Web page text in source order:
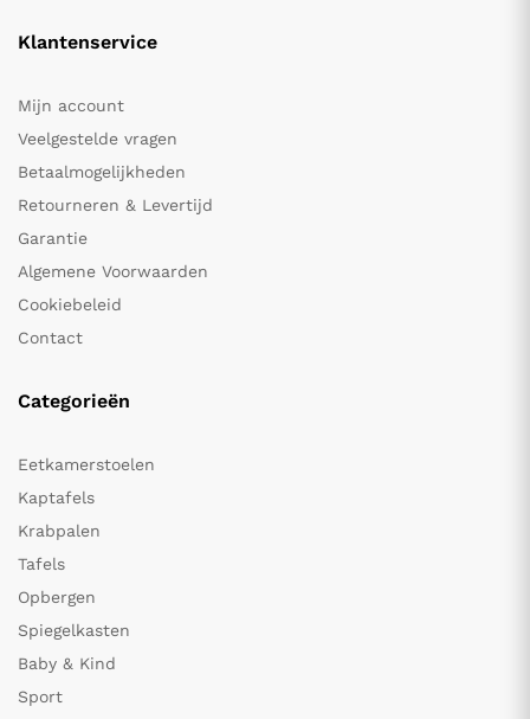
Klantenservice
Mijn account
Veelgestelde vragen
Betaalmogelijkheden
Retourneren & Levertijd
Garantie
Algemene Voorwaarden
Cookiebeleid
Contact
Categorieën
Eetkamerstoelen
Kaptafels
Krabpalen
Tafels
Opbergen
Spiegelkasten
Baby & Kind
Sport